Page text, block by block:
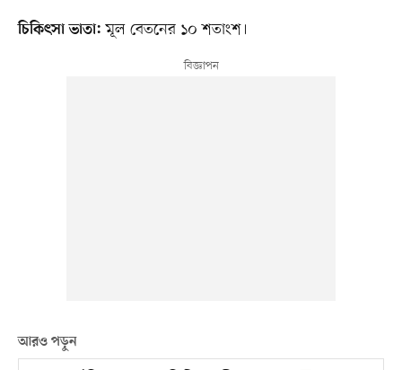
চিকিৎসা ভাতা: মূল বেতনের ১০ শতাংশ।
আরও পড়ুন